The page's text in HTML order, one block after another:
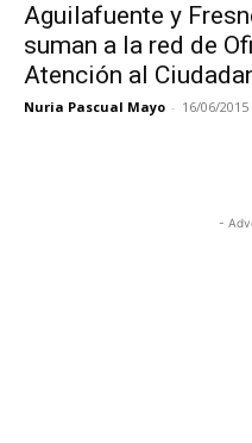
Aguilafuente y
suman a la red de
Atención al
Nuria Pascual Mayo - 16/06/2015
-